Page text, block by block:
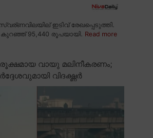
ഇടിവ് രേഖപ്പെടുത്തി.
95,440 രൂപയായി. Read more
വായു മലിനീകരണം;
വിദഗ്ദ്ധർ